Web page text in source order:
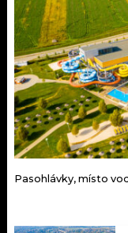
Pasohlávky, místo